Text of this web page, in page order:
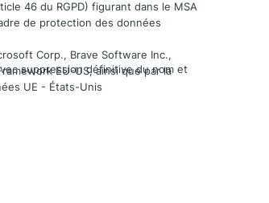
46 du RGPD) figurant dans le MSA
de protection des données
Corp., Brave Software Inc.,
EU-US, ainsi que par la
UE - États-Unis
suppression définitive du nom et